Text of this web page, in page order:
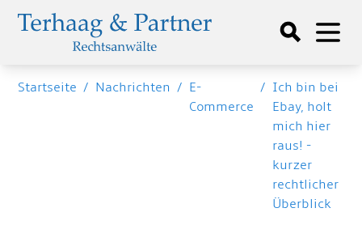
Startseite / Nachrichten / E-
Commerce
/ Ich bin bei
Ebay, holt
mich hier
raus! -
kurzer
rechtlicher
Überblick